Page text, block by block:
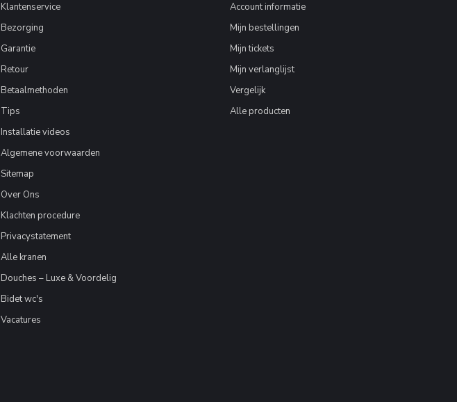
Klantenservice
Bezorging
Garantie
Retour
Betaalmethoden
Tips
Installatie videos
Algemene voorwaarden
Sitemap
Over Ons
Klachten procedure
Privacystatement
Alle kranen
Douches – Luxe & Voordelig
Bidet wc's
Vacatures
Account informatie
Mijn bestellingen
Mijn tickets
Mijn verlanglijst
Vergelijk
Alle producten